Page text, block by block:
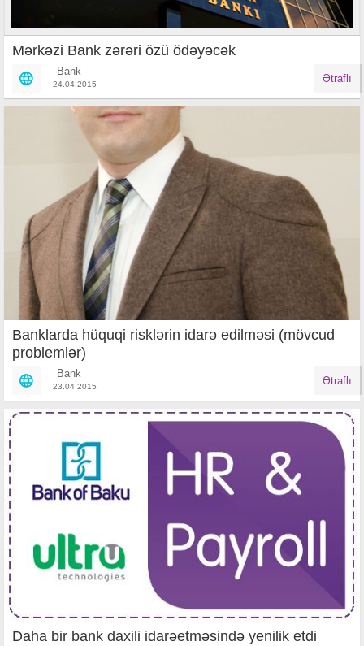
Mərkəzi Bank zərəri özü ödəyəcək
Bank
24.04.2015 Ətraflı
Banklarda hüquqi risklərin idarə edilməsi (mövcud
problemlər)
Bank
23.04.2015 Ətraflı
Daha bir bank daxili idarəetməsində yenilik etdi